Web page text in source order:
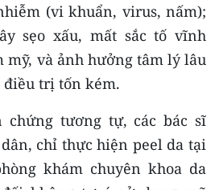
(vi khuẩn, virus, nấm);
sẹo xấu, mất sắc tố vĩnh
mỹ, và ảnh hưởng tâm lý lâu
trị tốn kém.
chứng tương tự, các bác sĩ
chỉ thực hiện peel da tại
khám chuyên khoa da